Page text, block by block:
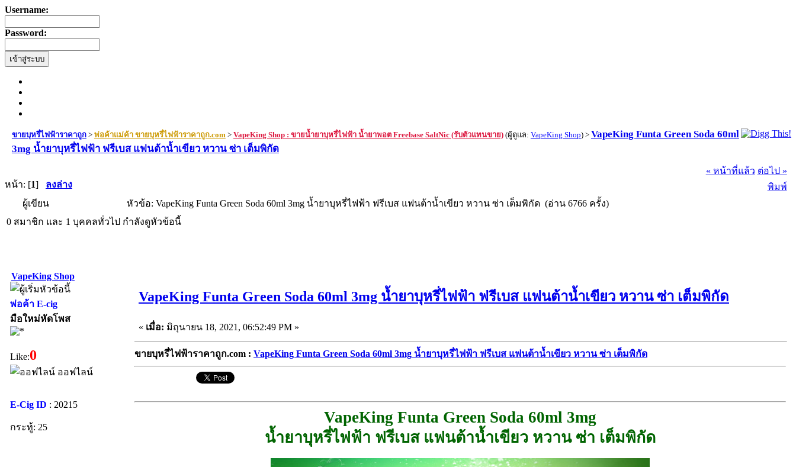
Username:
Password:
ขายบุหรี่ไฟฟ้าราคาถูก> พ่อค้าแม่ค้า ขายบุหรี่ไฟฟ้าราคาถูก.com> VapeKing Shop : ขายน้ำยาบุหรี่ไฟฟ้า น้ำยาพอต Freebase SaltNic (รับตัวแทนขาย)(ผู้ดูแล: VapeKing Shop) > VapeKing Funta Green Soda 60ml
3mg น้ำยาบุหรี่ไฟฟ้า ฟรีเบส แฟนต้าน้ำเขียว หวาน ซ่า เต็มพิกัด
หน้า: [1] ลงล่าง
« หน้าที่แล้ว ต่อไป »
พิมพ์
ผู้เขียน
หัวข้อ: VapeKing Funta Green Soda 60ml 3mg น้ำยาบุหรี่ไฟฟ้า ฟรีเบส แฟนต้าน้ำเขียว หวาน ซ่า เต็มพิกัด (อ่าน 6766 ครั้ง)
0 สมาชิก และ 1 บุคคลทั่วไป กำลังดูหัวข้อนี้
VapeKing Shop
พ่อค้า E-cig
มือใหม่หัดโพส
Like:0
ออฟไลน์
E-Cig ID : 20215
กระทู้: 25
VapeKing Funta Green Soda 60ml 3mg น้ำยาบุหรี่ไฟฟ้า ฟรีเบส แฟนต้าน้ำเขียว หวาน ซ่า เต็มพิกัด
« เมื่อ: มิถุนายน 18, 2021, 06:52:49 PM »
ขายบุหรี่ไฟฟ้าราคาถูก.com : VapeKing Funta Green Soda 60ml 3mg น้ำยาบุหรี่ไฟฟ้า ฟรีเบส แฟนต้าน้ำเขียว หวาน ซ่า เต็มพิกัด
VapeKing Funta Green Soda 60ml 3mg
น้ำยาบุหรี่ไฟฟ้า ฟรีเบส แฟนต้าน้ำเขียว หวาน ซ่า เต็มพิกัด